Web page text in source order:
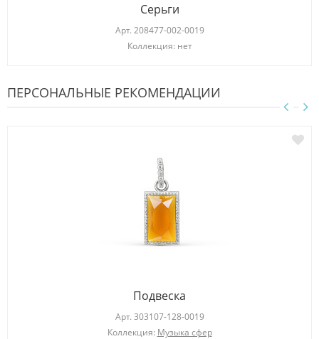
Серьги
Арт. 208477-002-0019
Коллекция: нет
ПЕРСОНАЛЬНЫЕ РЕКОМЕНДАЦИИ
Подвеска
Арт. 303107-128-0019
Коллекция: Музыка сфер